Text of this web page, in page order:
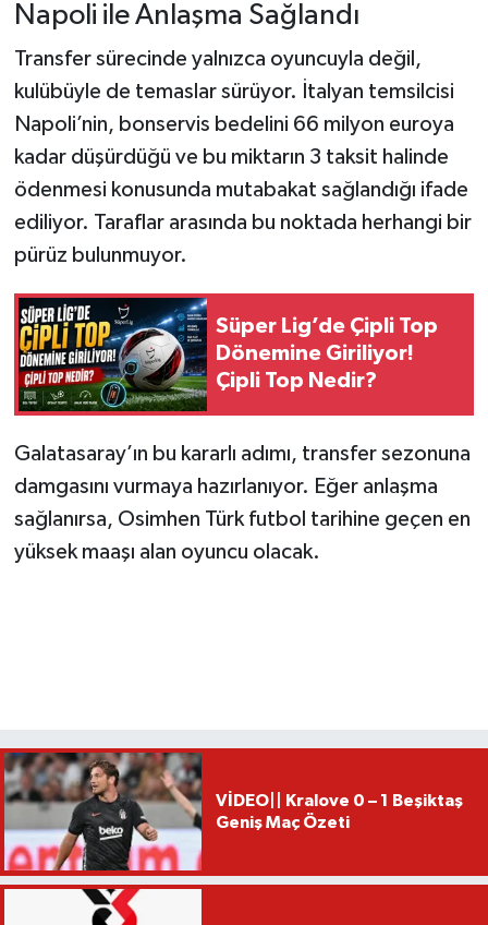
Napoli ile Anlaşma Sağlandı
Transfer sürecinde yalnızca oyuncuyla değil,
kulübüyle de temaslar sürüyor. İtalyan temsilcisi
Napoli’nin, bonservis bedelini 66 milyon euroya
kadar düşürdüğü ve bu miktarın 3 taksit halinde
ödenmesi konusunda mutabakat sağlandığı ifade
ediliyor. Taraflar arasında bu noktada herhangi bir
pürüz bulunmuyor.
Süper Lig’de Çipli Top
Dönemine Giriliyor!
Çipli Top Nedir?
Galatasaray’ın bu kararlı adımı, transfer sezonuna
damgasını vurmaya hazırlanıyor. Eğer anlaşma
sağlanırsa, Osimhen Türk futbol tarihine geçen en
yüksek maaşı alan oyuncu olacak.
VİDEO|| Kralove 0 – 1 Beşiktaş
Geniş Maç Özeti